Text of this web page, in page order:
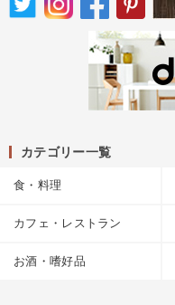
カテゴリー一覧
食・料理
カフェ・レストラン
お酒・嗜好品